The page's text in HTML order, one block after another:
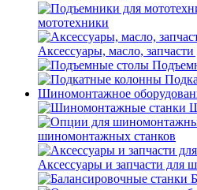
мототехники
Аксессуары, масло,
Шиномонтажное
шиномонтажных станков
Аксессуары и запчасти для